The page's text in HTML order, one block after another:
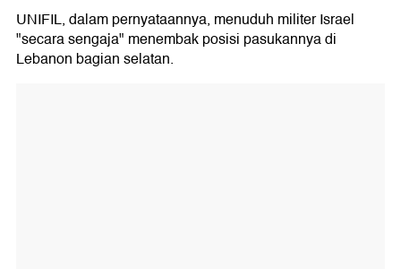
UNIFIL, dalam pernyataannya, menuduh militer Israel
"secara sengaja" menembak posisi pasukannya di
Lebanon bagian selatan.